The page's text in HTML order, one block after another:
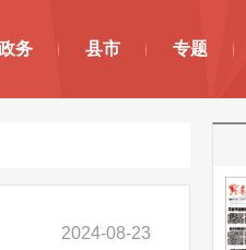
务 县市 专题
2024-08-23